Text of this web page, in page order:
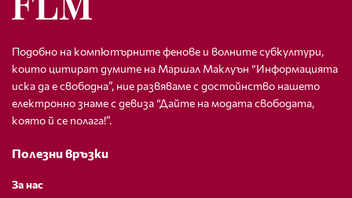
Подобно на компютърните фенове и волните субкултури,
които цитират думите на Маршал Маклуън “Информацията
иска да е свободна”, ние развяваме с достойнство нашето
електронно знаме с девиза “Дайте на модата свободата,
която й се полага!”.
Полезни връзки
За нас